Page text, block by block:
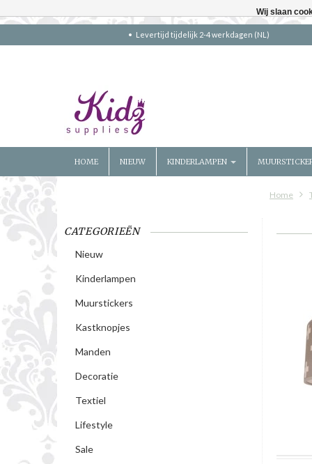
Levertijd tijdelijk 2-4 werkdagen (NL)
HOME NIEUW KINDERLAMPEN
Home
CATEGORIEËN
Nieuw
Kinderlampen
Muurstickers
Kastknopjes
Manden
Decoratie
Textiel
Lifestyle
Sale
Wij slaan